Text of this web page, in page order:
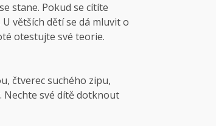
stane. Pokud se cítíte
větších dětí se dá mluvit o
otestujte své teorie.
čtverec suchého zipu,
Nechte své dítě dotknout